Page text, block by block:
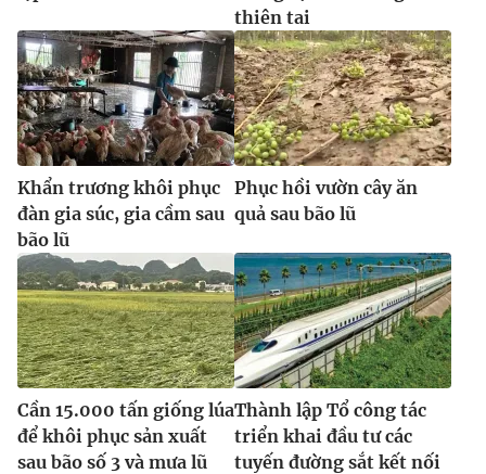
thiên tai
Khẩn trương khôi phục
đàn gia súc, gia cầm sau
bão lũ
Phục hồi vườn cây ăn
quả sau bão lũ
Cần 15.000 tấn giống lúa
để khôi phục sản xuất
sau bão số 3 và mưa lũ
Thành lập Tổ công tác
triển khai đầu tư các
tuyến đường sắt kết nối